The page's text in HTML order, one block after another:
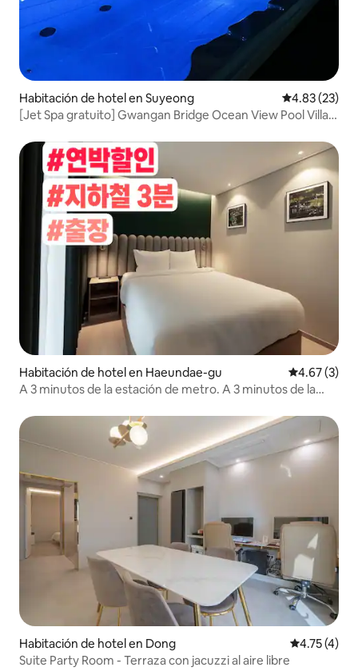
Habitación de hotel en Suyeong Calificación
4.83 (23)
[Jet Spa gratuito] Gwangan Bridge Ocean View Pool Villa
Habitación de hotel en Haeundae-gu Calificación
4.67 (3)
A 3 minutos de la estación de metro. A 3 minutos de la
Habitación de hotel en Dong Calificación
4.75 (4)
Suite Party Room - Terraza con jacuzzi al aire libre